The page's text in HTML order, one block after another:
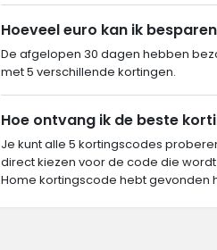
Hoeveel euro kan ik
De afgelopen 30 dagen hebben
met 5 verschillende kortingen.
Hoe ontvang ik de beste
Je kunt alle 5 kortingscodes
direct kiezen voor de code die
Home kortingscode hebt gevonden